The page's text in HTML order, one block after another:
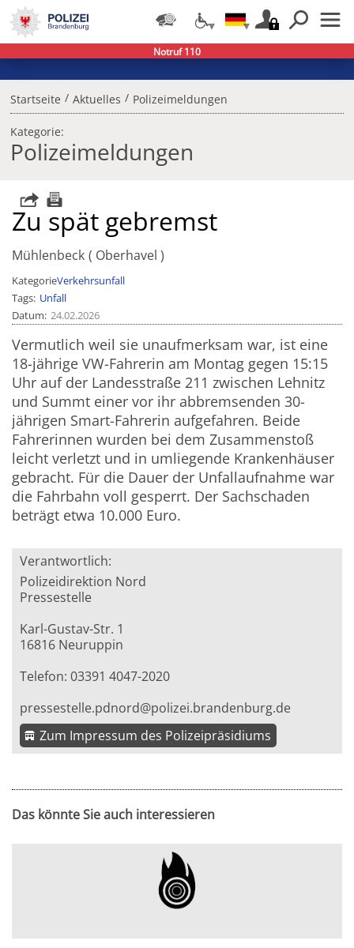
Startseite / Aktuelles / Polizeimeldungen
Kategorie:
Polizeimeldungen
Zu spät gebremst
Mühlenbeck Oberhavel
KategorieVerkehrsunfall
Tags Unfall
Datum 24.02.2026
Vermutlich weil sie unaufmerksam war, ist eine
18-jährige VW-Fahrerin am Montag gegen 15:15
Uhr auf der Landesstraße 211 zwischen Lehnitz
und Summt einer vor ihr abbremsenden 30-
jährigen Smart-Fahrerin aufgefahren. Beide
Fahrerinnen wurden bei dem Zusammenstoß
leicht verletzt und in umliegende Krankenhäuser
gebracht. Für die Dauer der Unfallaufnahme war
die Fahrbahn voll gesperrt. Der Sachschaden
beträgt etwa 10.000 Euro.
Verantwortlich:
Polizeidirektion Nord
Pressestelle
Karl-Gustav-Str. 1
16816 Neuruppin
Telefon: 03391 4047-2020
pressestelle.pdnord@polizei.brandenburg.de
Zum Impressum des Polizeipräsidiums
Das könnte Sie auch interessieren
Notruf 110